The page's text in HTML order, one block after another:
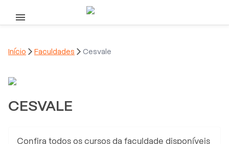
Pular para o conteúdo principal
Início  Faculdades  Cesvale
CESVALE
Confira todos os cursos da faculdade disponíveis